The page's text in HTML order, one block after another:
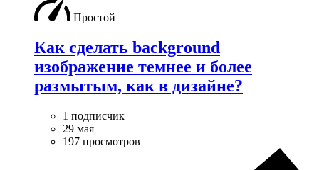
Простой
Как сделать background
изображение темнее и более
размытым, как в дизайне?
1 подписчик
29 мая
197 просмотров